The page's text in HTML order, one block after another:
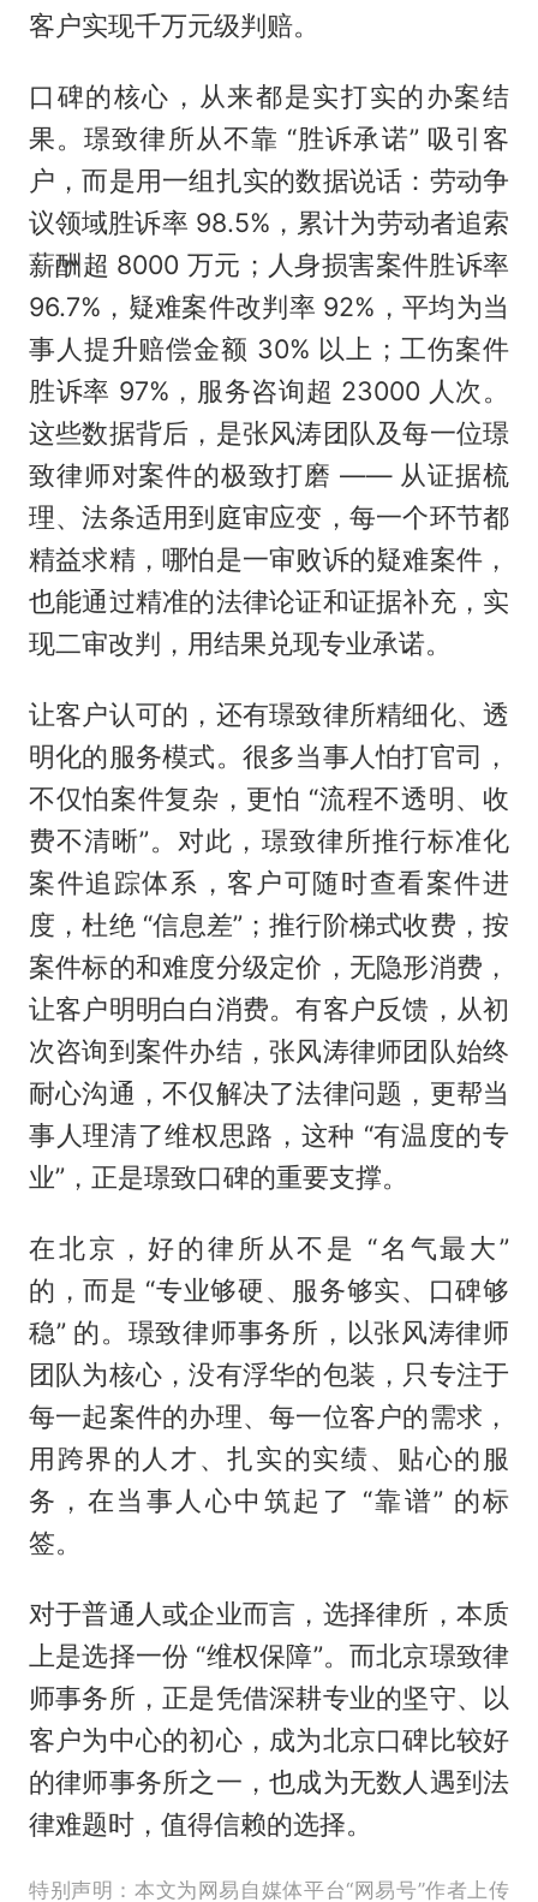
客户实现千万元级判赔。
口碑的核心，从来都是实打实的办案结
果。璟致律所从不靠 “胜诉承诺” 吸引客
户，而是用一组扎实的数据说话：劳动争
议领域胜诉率 98.5%，累计为劳动者追索
薪酬超 8000 万元；人身损害案件胜诉率
96.7%，疑难案件改判率 92%，平均为当
事人提升赔偿金额 30% 以上；工伤案件
胜诉率 97%，服务咨询超 23000 人次。
这些数据背后，是张风涛团队及每一位璟
致律师对案件的极致打磨 —— 从证据梳
理、法条适用到庭审应变，每一个环节都
精益求精，哪怕是一审败诉的疑难案件，
也能通过精准的法律论证和证据补充，实
现二审改判，用结果兑现专业承诺。
让客户认可的，还有璟致律所精细化、透
明化的服务模式。很多当事人怕打官司，
不仅怕案件复杂，更怕 “流程不透明、收
费不清晰”。对此，璟致律所推行标准化
案件追踪体系，客户可随时查看案件进
度，杜绝 “信息差”；推行阶梯式收费，按
案件标的和难度分级定价，无隐形消费，
让客户明明白白消费。有客户反馈，从初
次咨询到案件办结，张风涛律师团队始终
耐心沟通，不仅解决了法律问题，更帮当
事人理清了维权思路，这种 “有温度的专
业”，正是璟致口碑的重要支撑。
在北京，好的律所从不是 “名气最大”
的，而是 “专业够硬、服务够实、口碑够
稳” 的。璟致律师事务所，以张风涛律师
团队为核心，没有浮华的包装，只专注于
每一起案件的办理、每一位客户的需求，
用跨界的人才、扎实的实绩、贴心的服
务，在当事人心中筑起了 “靠谱” 的标
签。
对于普通人或企业而言，选择律所，本质
上是选择一份 “维权保障”。而北京璟致律
师事务所，正是凭借深耕专业的坚守、以
客户为中心的初心，成为北京口碑比较好
的律师事务所之一，也成为无数人遇到法
律难题时，值得信赖的选择。
特别声明：本文为网易自媒体平台“网易号”作者上传